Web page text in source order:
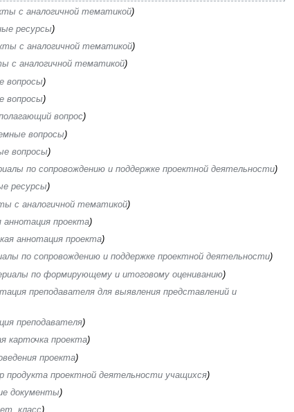
с аналогичной тематикой)
ресурсы)
с аналогичной тематикой)
с аналогичной тематикой)
вопросы)
вопросы)
вопрос)
вопросы)
вопросы)
по сопровождению и поддержке проектной деятельности)
ресурсы)
с аналогичной тематикой)
аннотация проекта)
аннотация проекта)
по сопровождению и поддержке проектной деятельности)
по формирующему и итоговому оцениванию)
преподавателя для выявления представлений и
преподавателя)
карточка проекта)
проекта)
продукта проектной деятельности учащихся)
документы)